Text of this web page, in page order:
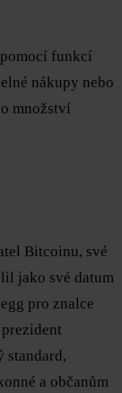
funkcí
nákupy nebo
množství
Bitcoinu, své
jako své datum
pro znalce
standard,
a občanům